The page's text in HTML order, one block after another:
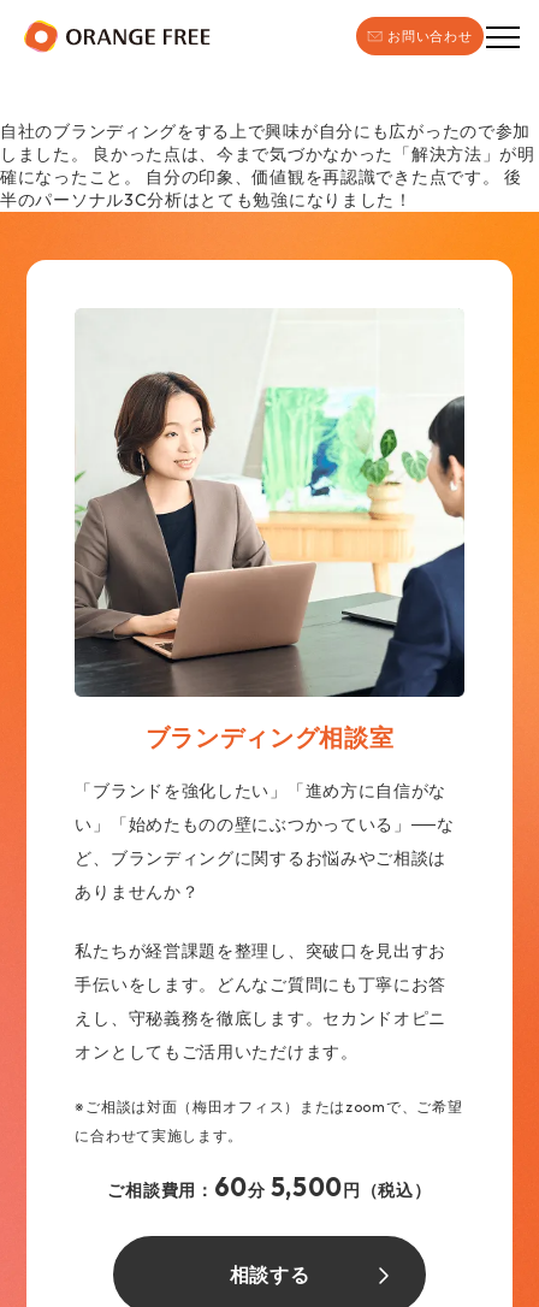
お問い合わせ
自社のブランディングをする上で興味が自分にも広がったので参加
しました。 良かった点は、今まで気づかなかった「解決方法」が明
確になったこと。 自分の印象、価値観を再認識できた点です。 後
半のパーソナル3C分析はとても勉強になりました！
ブランディング相談室
「ブランドを強化したい」「進め方に自信がな
い」「始めたものの壁にぶつかっている」──な
ど、ブランディングに関するお悩みやご相談は
ありませんか？
私たちが経営課題を整理し、突破口を見出すお
手伝いをします。どんなご質問にも丁寧にお答
えし、守秘義務を徹底します。セカンドオピニ
オンとしてもご活用いただけます。
※ご相談は対面（梅田オフィス）またはzoomで、ご希望
に合わせて実施します。
ご相談費用： 60分 5,500円（税込）
相談する